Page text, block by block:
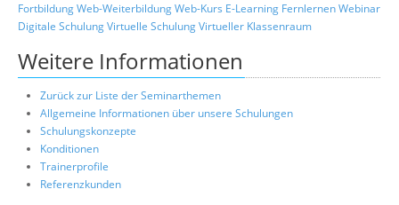
FortbildungWeb-WeiterbildungWeb-Kurs E-Learning FernlernenWebinar
Digitale SchulungVirtuelle SchulungVirtueller Klassenraum
Weitere Informationen
Zurück zur Liste der Seminarthemen
Allgemeine Informationen über unsere Schulungen
Schulungskonzepte
Konditionen
Trainerprofile
Referenzkunden